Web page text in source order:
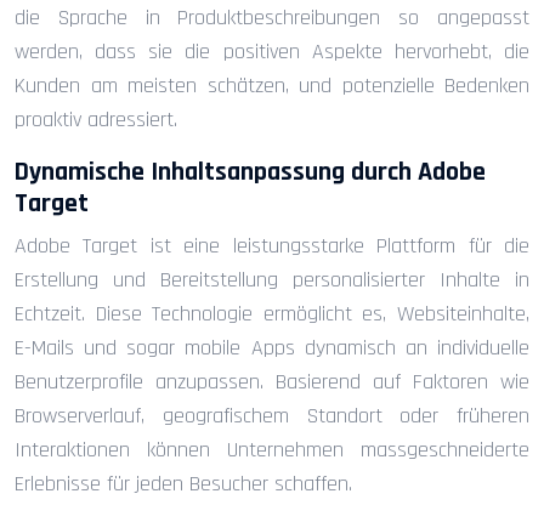
die Sprache in Produktbeschreibungen so angepasst
werden, dass sie die positiven Aspekte hervorhebt, die
Kunden am meisten schätzen, und potenzielle Bedenken
proaktiv adressiert.
Dynamische Inhaltsanpassung durch Adobe
Target
Adobe Target ist eine leistungsstarke Plattform für die
Erstellung und Bereitstellung personalisierter Inhalte in
Echtzeit. Diese Technologie ermöglicht es, Websiteinhalte,
E-Mails und sogar mobile Apps dynamisch an individuelle
Benutzerprofile anzupassen. Basierend auf Faktoren wie
Browserverlauf, geografischem Standort oder früheren
Interaktionen können Unternehmen massgeschneiderte
Erlebnisse für jeden Besucher schaffen.